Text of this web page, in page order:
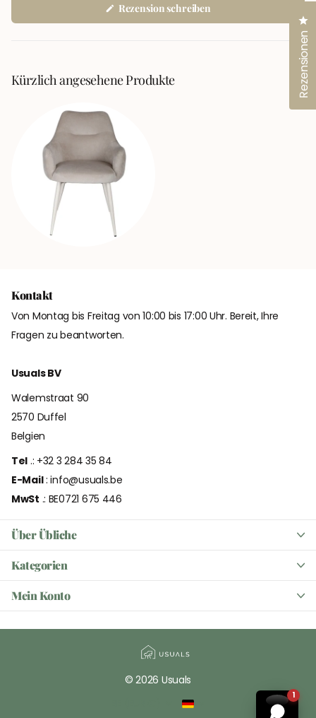
Rezension schreiben
einem
Kürzlich angesehene Produkte
Über Übliche
Kategorien
Mein Konto
Kontakt
Von Montag bis Freitag von 10:00 bis 17:00 Uhr. Bereit, Ihre
Fragen zu beantworten.
Usuals BV
Walemstraat 90
2570 Duffel
Belgien
Tel .: +32 3 284 35 84
E-Mail: info@usuals.be
MwSt .: BE0721 675 446
©2026 Usuals
1
Rezensionen